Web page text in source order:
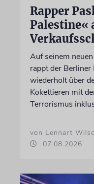
Rapper
Palestine«
Auf seinem
rappt der Berliner
wiederholt über
Kokettieren mit
Terrorismus
von Lennart
07.08.2026